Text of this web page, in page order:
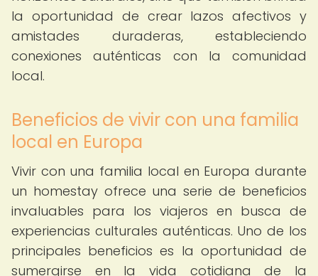
la oportunidad de crear lazos afectivos y
amistades duraderas, estableciendo
conexiones auténticas con la comunidad
local.
Beneficios de vivir con una familia
local en Europa
Vivir con una familia local en Europa durante
un homestay ofrece una serie de beneficios
invaluables para los viajeros en busca de
experiencias culturales auténticas. Uno de los
principales beneficios es la oportunidad de
sumergirse en la vida cotidiana de la